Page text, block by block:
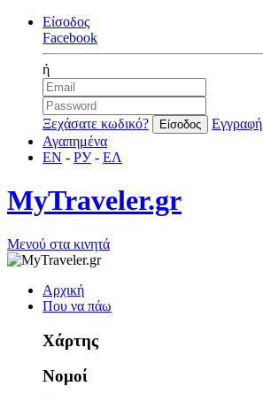
Είσοδος
Facebook
ή
Ξεχάσατε κωδικό?
Εγγραφή
Αγαπημένα
EN - РУ- ΕΛ
MyTraveler.gr
Μενού στα κινητά
Αρχική
Που να πάω
Χάρτης
Νομοί